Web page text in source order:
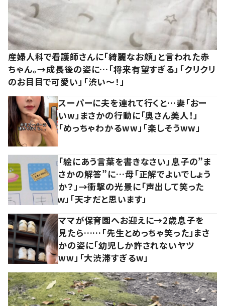
産婦人科で看護師さんに「綺麗なお顔」と言われた赤
ちゃん。→成長後の姿に…「将来有望すぎる」「クリクリ
のお目目で可愛い」「渋い～！」
スーパーに夫を連れて行くと…妻「おー
いw」まさかの行動に「奥さん美人！」
「めっちゃわかるww」「楽しそうww」
「絵にあう言葉を書きなさい」息子の”ま
さかの解答”に…母「正解でよいでしょう
か？」→衝撃の光景に「声出して笑った
ｗ」「天才だと思います」
ママが保育園へお迎えに→2歳息子を
見たら……「先生とめっちゃ笑った」まさ
かの姿に「幼児しか許されないヤツ
ww」「大渋滞すぎるw」